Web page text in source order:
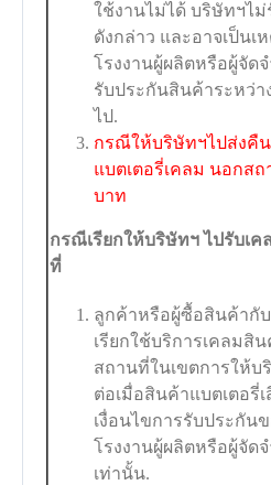
ใช้งานไม่ได้ บริษัทฯไ
ดังกล่าว และอาจเป็นเ
โรงงานผู้ผลิตหรือผู้จัด
รับประกันสินค้าระหว่า
ไป.
กรณีให้บริษัทฯไปส่งคื
แบตเตอรี่เคลม นอกส
บาท
กรณีเรียกให้บริษัทฯ ไปรับเ
ที่
ลูกค้าหรือผู้ซื้อสินค้ากั
เรียกใช้บริการเคลมสิ
สถานที่ในเขตการให้บ
ต่อเมื่อสินค้าแบตเตอรี่เ
เงื่อนไขการรับประกัน
โรงงานผู้ผลิตหรือผู้จัด
เท่านั้น.